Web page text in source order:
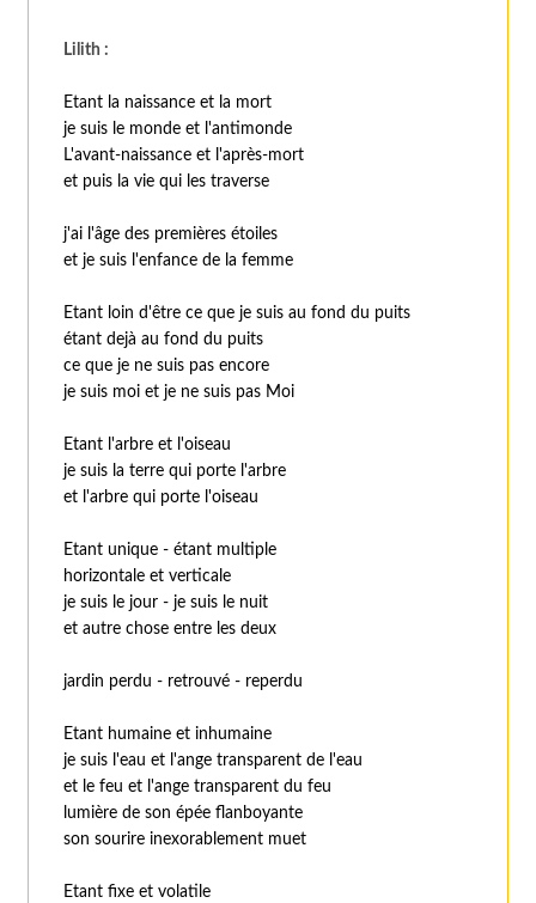
Lilith :
Etant la naissance et la mort
je suis le monde et l'antimonde
L'avant-naissance et l'après-mort
et puis la vie qui les traverse
j'ai l'âge des premières étoiles
et je suis l'enfance de la femme
Etant loin d'être ce que je suis au fond du puits
étant dejà au fond du puits
ce que je ne suis pas encore
je suis moi et je ne suis pas Moi
Etant l'arbre et l'oiseau
je suis la terre qui porte l'arbre
et l'arbre qui porte l'oiseau
Etant unique - étant multiple
horizontale et verticale
je suis le jour - je suis le nuit
et autre chose entre les deux
jardin perdu - retrouvé - reperdu
Etant humaine et inhumaine
je suis l'eau et l'ange transparent de l'eau
et le feu et l'ange transparent du feu
lumière de son épée flanboyante
son sourire inexorablement muet
Etant fixe et volatile